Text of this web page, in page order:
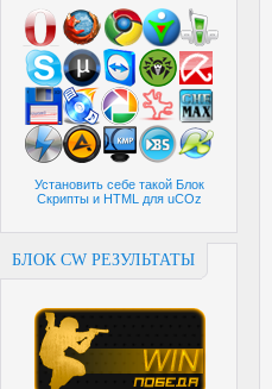
Установить себе такой Блок
Скрипты и HTML для uCOz
БЛОК CW РЕЗУЛЬТАТЫ